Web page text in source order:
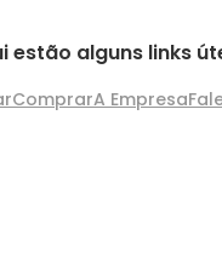
estão alguns links
ComprarA Empresa